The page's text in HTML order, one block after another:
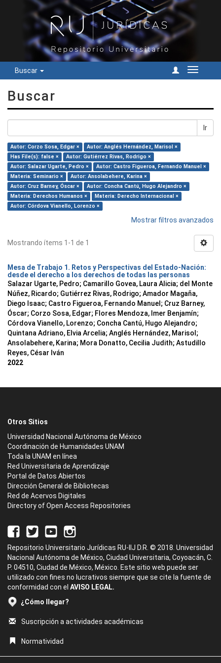
Buscar
Cambiar
Buscar
Ir
Autor: Corzo Sosa, Edgar ×
Autor: Anglés Hernández, Marisol ×
Has File(s): false ×
Autor: Gutiérrez Rivas, Rodrigo ×
Autor: Salazar Ugarte, Pedro ×
Autor: Castro Figueroa, Fernando Manuel ×
Materia: Seminario ×
Autor: Ansolabehere, Karina ×
Autor: Cruz Barney, Óscar ×
Autor: Concha Cantú, Hugo Alejandro ×
Materia: Derechos Humanos ×
Materia: Derecho Internacional ×
Autor: Córdova Vianello, Lorenzo ×
Mostrar filtros avanzados
Mostrando ítems 1-1 de 1
Mesa de Trabajo 1. Retos y Perspectivas del Estado-Nación:
desde el derecho a los derechos de todas las personas
Salazar Ugarte, Pedro; Camarillo Govea, Laura Alicia; del Monte
Núñez, Ricardo; Gutiérrez Rivas, Rodrigo; Amador Magaña,
Diego Isaac; Castro Figueroa, Fernando Manuel ; Cruz Barney,
Óscar; Corzo Sosa, Edgar; Flores Mendoza, Imer Benjamín;
Córdova Vianello, Lorenzo; Concha Cantú, Hugo Alejandro;
Quintana Adriano, Elvia Arcelia; Anglés Hernández, Marisol ;
Ansolabehere, Karina; Mora Donatto, Cecilia Judith; Astudillo
Reyes, César Iván
2022
Otros Sitios
Universidad Nacional Autónoma de México
Coordinación de Humanidades UNAM
Toda la UNAM en línea
Red Universitaria de Aprendizaje
Portal de Datos Abiertos
Dirección General de Bibliotecas
Red de Acervos Digitales
Directory of Open Access Repositories
Repositorio Universitario Jurídicas RU-IIJ D.R. © 2018. Universidad
Nacional Autónoma de México, Ciudad Universitaria, Coyoacán, C.
P. 04510, Ciudad de México, México. Este sitio web puede ser
utilizado con fines no lucrativos siempre que se cite la fuente de
conformidad con el AVISO LEGAL.
¿Cómo llegar?
Suscripción a actividades académicas
Normatividad